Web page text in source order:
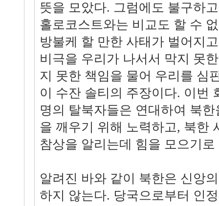
뜻을 모았다. 그럼에도 불구하
홀로코스트와는 비교도 할 수
방불케 할 만한 사태가 벌어지
비극을 우리가 나서서 막지 못
지 못한 책임을 물어 우리를 심
이 수잔 솔티의 주장이다. 이번
명의 탈북자들은 연대하여 북
을 깨우기 위해 노력하고, 북한
참상을 알리는데 힘을 모으기로
알려진 바와 같이 북한은 신앙
하지 않는다. 당국으로부터 인